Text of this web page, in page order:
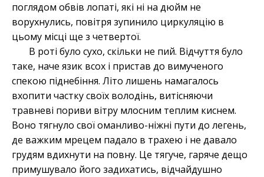
поглядом обвів лопаті, які ні на дюйм не
ворухнулись, повітря зупинило циркуляцію в
цьому місці ще з четвертої.
В роті було сухо, скільки не пий. Відчуття було
таке, наче язик всох і пристав до вимученого
спекою піднебіння. Літо лишень намагалось
вхопити частку своїх володінь, витісняючи
травневі пориви вітру млосним теплим киснем.
Воно тягнуло свої оманливо-ніжні пути до легень,
де важким мрецем падало в трахею і не давало
грудям вдихнути на повну. Це тягуче, гаряче дещо
примушувало його задихатись, відчайдушно